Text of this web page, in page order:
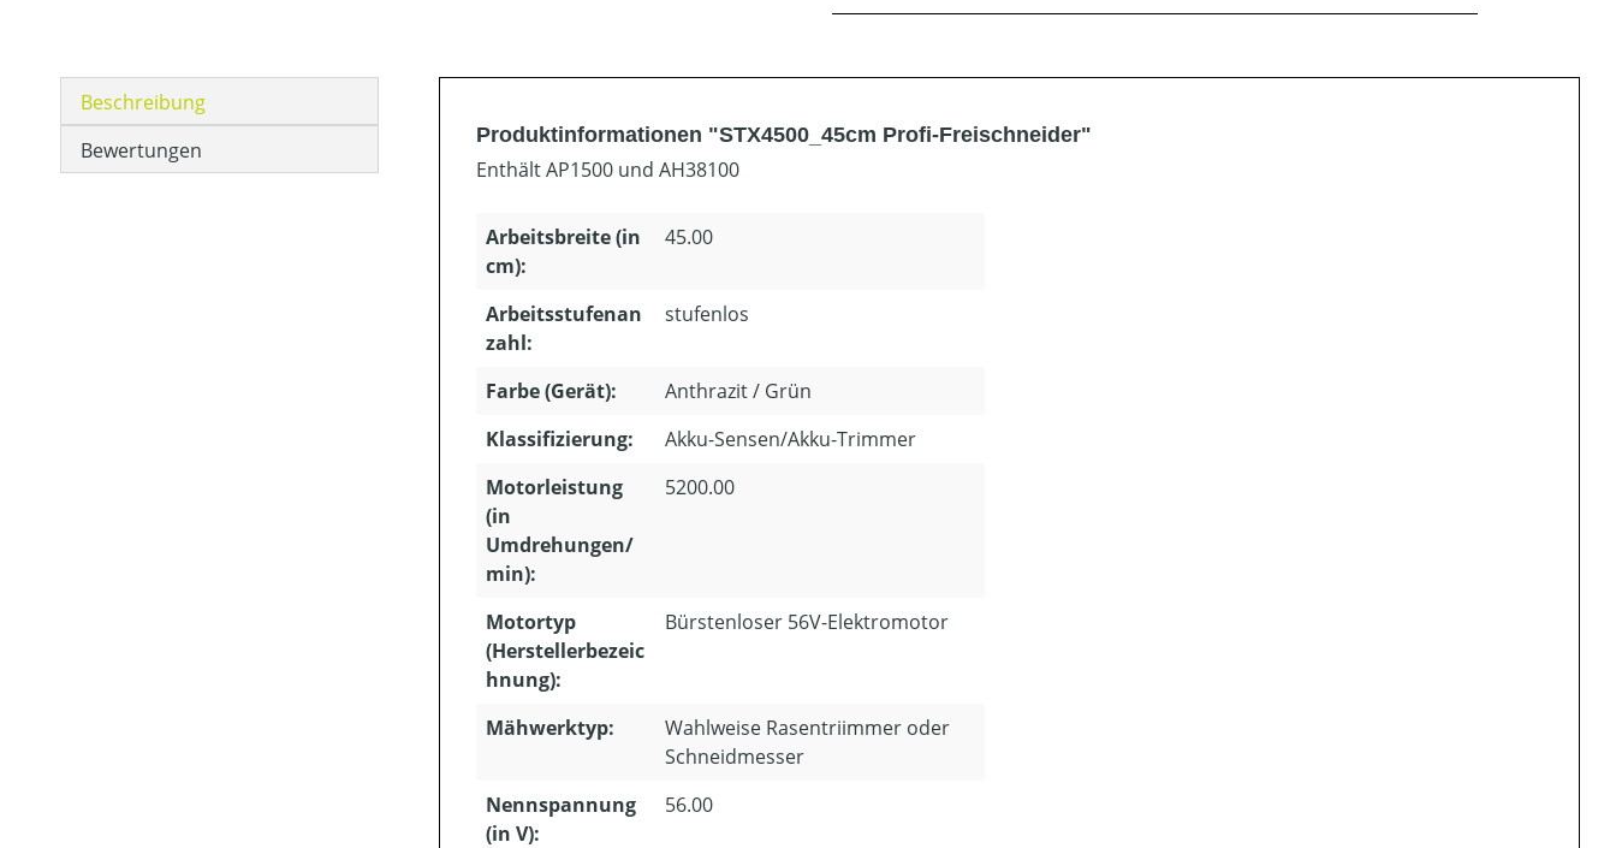
Beschreibung
Bewertungen
Produktinformationen "STX4500_45cm Profi-Freischneider"
Enthält AP1500 und AH38100
Arbeitsbreite (in
cm):
45.00
Arbeitsstufenan
zahl:
stufenlos
Farbe (Gerät):
Anthrazit / Grün
Klassifizierung:
Akku-Sensen/Akku-Trimmer
Motorleistung
(in
Umdrehungen/
min):
5200.00
Motortyp
(Herstellerbezeic
hnung):
Bürstenloser 56V-Elektromotor
Mähwerktyp:
Wahlweise Rasentriimmer oder
Schneidmesser
Nennspannung
(in V):
56.00